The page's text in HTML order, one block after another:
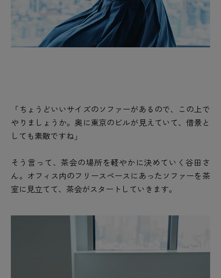
「ちょうどいいサイズのソファーがあるので、この上で
やりましょうか。奥に東京のビルが見えていて、借景と
しても素敵ですね」
そう言って、茶会の場所を軽やかに決めていく谷田さ
ん。オフィス内のフリースペースにあったソファーを茶
室に見立てて、茶会がスタートしていきます。